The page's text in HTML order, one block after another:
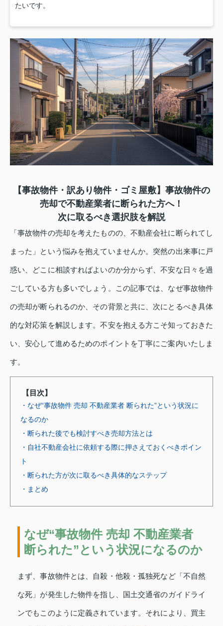
たいです。
【事故物件・訳あり物件・ゴミ屋敷】 事故物件の
売却で不動産業者に断られた方へ！
次に取るべき選択肢を解説
「事故物件の売却を考えたものの、不動産会社に断られてし
まった」という悩みを抱えていませんか。突然の出来事に戸
惑い、どこに相談すればよいのか分からず、不安な日々を過
ごしている方も多いでしょう。この記事では、なぜ事故物件
の売却が断られるのか、その背景と共に、次にとるべき具体
的な対応策を解説します。不安を抱える方こそ知っておきた
い、安心して進めるためのポイントを丁寧にご案内いたしま
す。
【目次】
・なぜ“事故物件 売却 不動産業者 断られた”という状況に
なるのか
・断られた後でも検討すべき売却方法とは
・自社不動産会社に依頼する際に押さえておくべきポイン
ト
・断られた方が次に取るべき具体的なステップ
・まとめ
なぜ“事故物件 売却 不動産業者
断られた”という状況になるのか
まず、事故物件とは、自殺・他殺・孤独死など「不自然
な死」が発生した物件を指し、国土交通省のガイドライ
ンでもこのように定義されています。それにより、買主